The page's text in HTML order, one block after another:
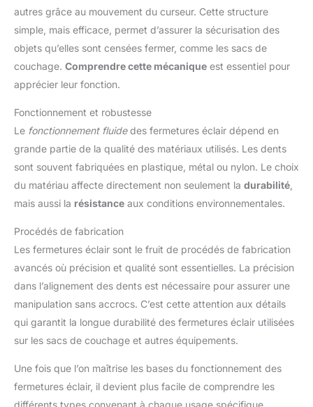
autres grâce au mouvement du curseur. Cette structure
simple, mais efficace, permet d’assurer la sécurisation des
objets qu’elles sont censées fermer, comme les sacs de
couchage. Comprendre cette mécanique est essentiel pour
apprécier leur fonction.
Fonctionnement et robustesse
Le fonctionnement fluidedes fermetures éclair dépend en
grande partie de la qualité des matériaux utilisés. Les dents
sont souvent fabriquées en plastique, métal ou nylon. Le choix
du matériau affecte directement non seulement la durabilité
mais aussi la résistance aux conditions environnementales.
Procédés de fabrication
Les fermetures éclair sont le fruit de procédés de fabrication
avancés où précision et qualité sont essentielles. La précision
dans l’alignement des dents est nécessaire pour assurer une
manipulation sans accrocs. C’est cette attention aux détails
qui garantit la longue durabilité des fermetures éclair utilisées
sur les sacs de couchage et autres équipements.
Une fois que l’on maîtrise les bases du fonctionnement des
fermetures éclair, il devient plus facile de comprendre les
différents types convenant à chaque usage spécifique.